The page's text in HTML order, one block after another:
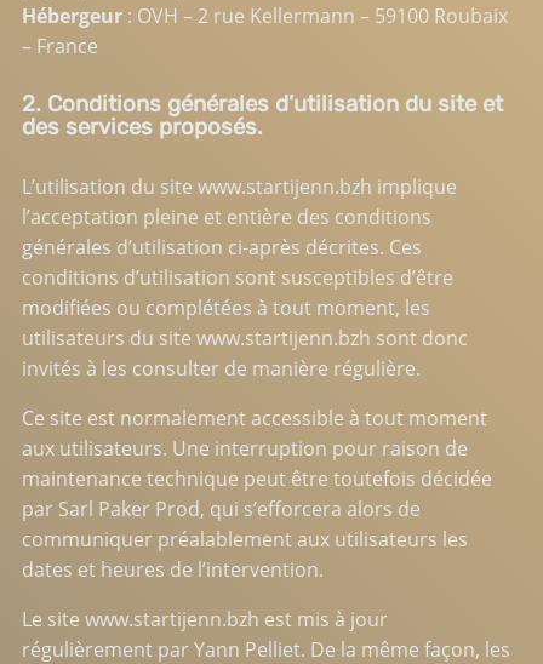
Hébergeur: OVH – 2 rue Kellermann – 59100 Roubaix
– France
2. Conditions générales d’utilisation du site et
des services proposés.
L’utilisation du site www.startijenn.bzh implique
l’acceptation pleine et entière des conditions
générales d’utilisation ci-après décrites. Ces
conditions d’utilisation sont susceptibles d’être
modifiées ou complétées à tout moment, les
utilisateurs du site www.startijenn.bzh sont donc
invités à les consulter de manière régulière.
Ce site est normalement accessible à tout moment
aux utilisateurs. Une interruption pour raison de
maintenance technique peut être toutefois décidée
par Sarl Paker Prod, qui s’efforcera alors de
communiquer préalablement aux utilisateurs les
dates et heures de l’intervention.
Le site www.startijenn.bzh est mis à jour
régulièrement par Yann Pelliet. De la même façon, les